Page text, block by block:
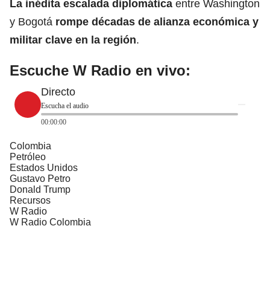
La inédita escalada diplomática entre Washington
y Bogotá rompe décadas de alianza económica y
militar clave en la región.
Escuche W Radio en vivo:
Directo
Escucha el audio
00:00:00
Colombia
Petróleo
Estados Unidos
Gustavo Petro
Donald Trump
Recursos
W Radio
W Radio Colombia